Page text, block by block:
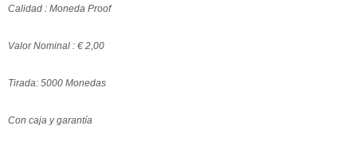
Calidad : Moneda Proof
Valor Nominal : € 2,00
Tirada: 5000 Monedas
Con caja y garantía